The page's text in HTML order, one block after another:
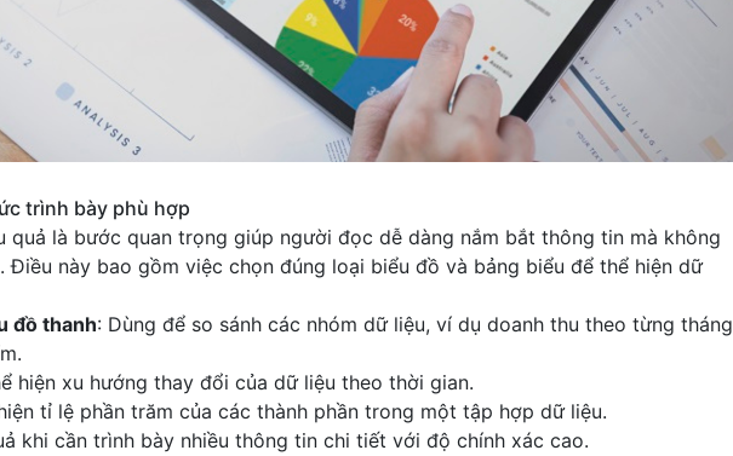
trình bày phù hợp
quả là bước quan trọng giúp người đọc dễ dàng nắm bắt thông tin mà không
Điều này bao gồm việc chọn đúng loại biểu đồ và bảng biểu để thể hiện dữ
đồ thanh: Dùng để so sánh các nhóm dữ liệu, ví dụ doanh thu theo từng tháng
hiện xu hướng thay đổi của dữ liệu theo thời gian.
tỉ lệ phần trăm của các thành phần trong một tập hợp dữ liệu.
khi cần trình bày nhiều thông tin chi tiết với độ chính xác cao.